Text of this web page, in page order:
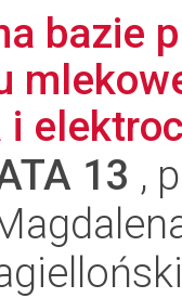
bazie
i
13 ,